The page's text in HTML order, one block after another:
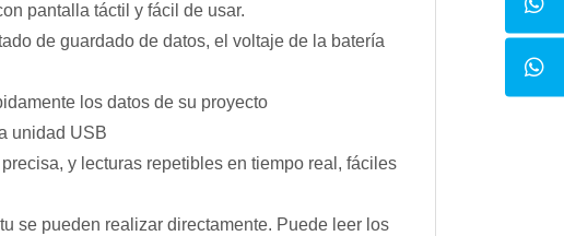
pantalla táctil y fácil de usar.
de guardado de datos, el voltaje de la batería
los datos de su proyecto
unidad USB
y lecturas repetibles en tiempo real, fáciles
se pueden realizar directamente. Puede leer los